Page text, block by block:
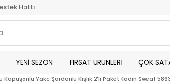
Hattı
YENİ SEZON FIRSAT ÜRÜNLERİ ÇOK
Kapüşonlu Yaka Şardonlu Kışlık 2'li Paket Kadın Sweat